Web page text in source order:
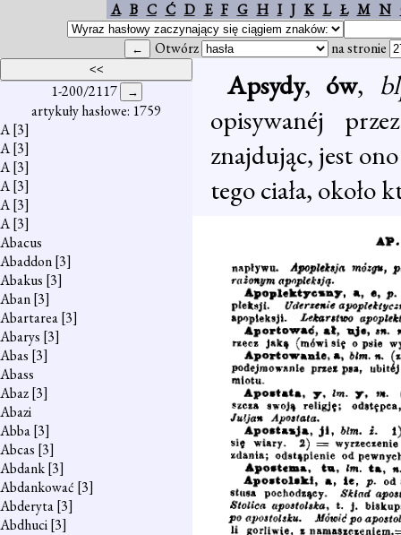
A B C Ć D E F G H I J K L Ł M N
Otwórz na stronie
1-200/2117
artykuły hasłowe: 1759
A[3]
A[3]
A[3]
A[3]
A[3]
A[3]
Abacus
Abaddon[3]
Abakus [3]
Aban[3]
Abartarea[3]
Abarys [3]
Abas [3]
Abass
Abaz[3]
Abazi
Abba[3]
Abcas [3]
Abdank[3]
Abdankować [3]
Abderyta[3]
Abdhuci[3]
Apsydy, ów,
opisywanéj
znajdując, jest
tego ciała, około